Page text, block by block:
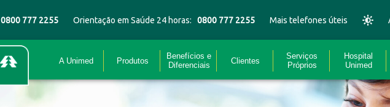
0800 777 2255 Orientação em Saúde 24 horas: 0800 777 2255 Mais telefones úteis
A Unimed Produtos
Benefícios e
Diferenciais
Clientes
Serviços
Próprios
Hospital
Unimed